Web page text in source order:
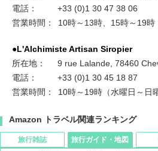
電話：
+33 (0)1 30 47 38 06
営業時間：
10時～13時、15時～19時
●L'Alchimiste Artisan Siropier
所在地：
9 rue Lalande, 78460
電話：
+33 (0)1 30 45 18 87
営業時間：
10時～19時（水曜日～日
Amazon トラベル関連ランキング
旅行雑誌 旅行ガイド・地図